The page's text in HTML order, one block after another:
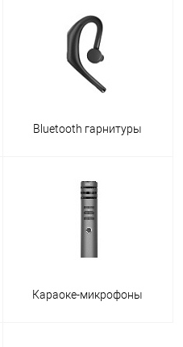
Bluetooth гарнитуры
Караоке-микрофоны